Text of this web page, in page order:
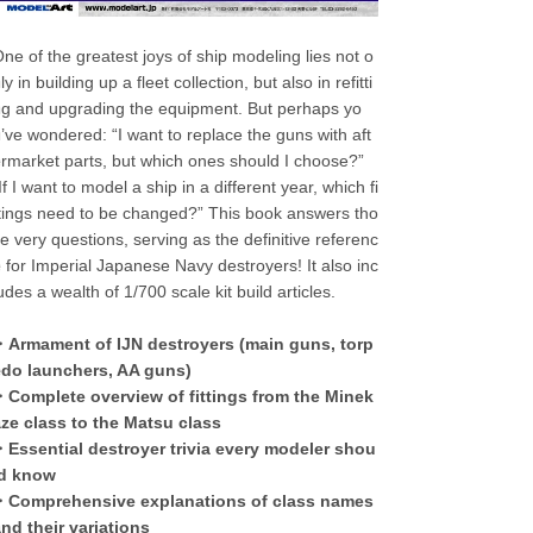
of the greatest joys of ship modeling lies not o
in building up a fleet collection, but also in refitti
and upgrading the equipment. But perhaps yo
wondered: “I want to replace the guns with aft
parts, but which ones should I choose?”
I want to model a ship in a different year, which fi
need to be changed?” This book answers tho
very questions, serving as the definitive referenc
for Imperial Japanese Navy destroyers! It also inc
a wealth of 1/700 scale kit build articles.
・Armament of IJN destroyers (main guns, torp
launchers, AA guns)
・Complete overview of fittings from the Minek
class to the Matsu class
・Essential destroyer trivia every modeler shou
know
・Comprehensive explanations of class names
their variations